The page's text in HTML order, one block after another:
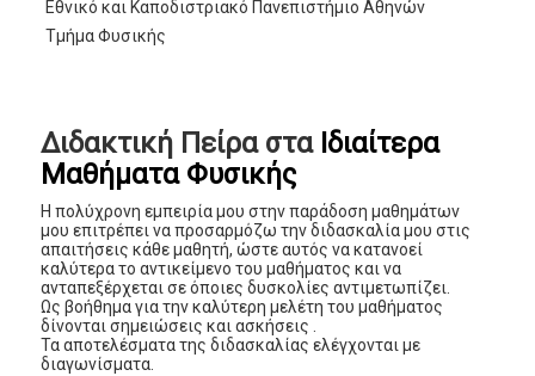
Εθνικό και Καποδιστριακό Πανεπιστήμιο Αθηνών
Τμήμα Φυσικής
Διδακτική Πείρα στα Ιδιαίτερα
Μαθήματα Φυσικής
Η πολύχρονη εμπειρία μου στην παράδοση μαθημάτων
μου επιτρέπει να προσαρμόζω την διδασκαλία μου στις
απαιτήσεις κάθε μαθητή, ώστε αυτός να κατανοεί
καλύτερα το αντικείμενο του μαθήματος και να
ανταπεξέρχεται σε όποιες δυσκολίες αντιμετωπίζει.
Ως βοήθημα για την καλύτερη μελέτη του μαθήματος
δίνονται σημειώσεις και ασκήσεις .
Τα αποτελέσματα της διδασκαλίας ελέγχονται με
διαγωνίσματα.